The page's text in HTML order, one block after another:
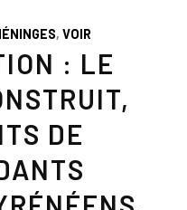
, VOIR
: LE
DE